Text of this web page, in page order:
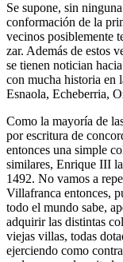
Se supone, sin
conformación de la
vecinos posiblemente
zar. Además de estos
se tienen notician
con mucha historia en
Esnaola, Echeberria,
Como la mayoría de
por escritura de
entonces una simple
similares, Enrique III
1492. No vamos a
Villafranca entonces,
todo el mundo sabe,
adquirir las distintas
viejas villas, todas
ejerciendo como